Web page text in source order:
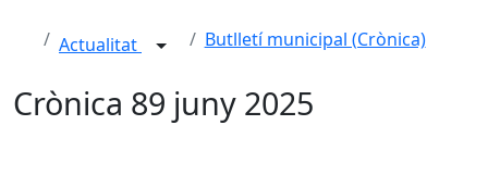
Actualitat Butlletí municipal (Crònica)
Crònica 89 juny 2025